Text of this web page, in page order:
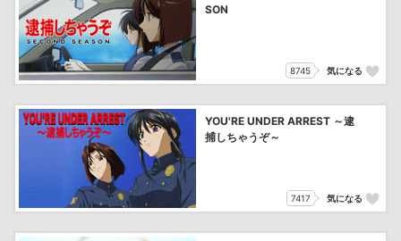
SON
8745 気になる
YOU'RE UNDER ARREST ～逮
捕しちゃうぞ～
7417 気になる